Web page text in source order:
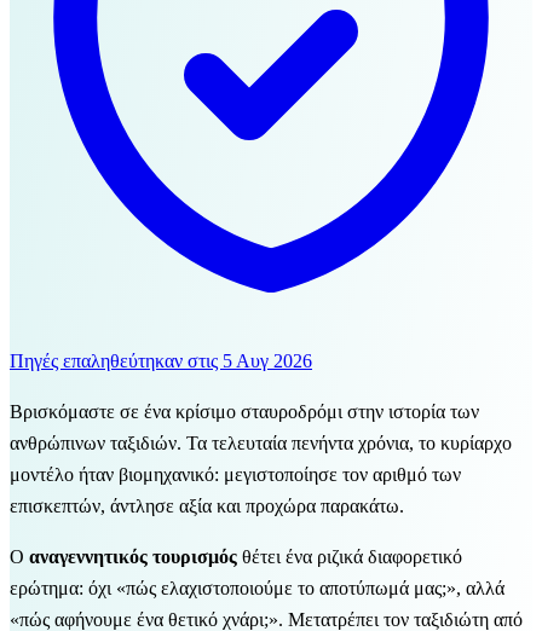
Πηγές επαληθεύτηκαν στις 5 Αυγ 2026
Βρισκόμαστε σε ένα κρίσιμο σταυροδρόμι στην ιστορία των
ανθρώπινων ταξιδιών. Τα τελευταία πενήντα χρόνια, το κυρίαρχο
μοντέλο ήταν βιομηχανικό: μεγιστοποίησε τον αριθμό των
επισκεπτών, άντλησε αξία και προχώρα παρακάτω.
Ο αναγεννητικός τουρισμός θέτει ένα ριζικά διαφορετικό
ερώτημα: όχι «πώς ελαχιστοποιούμε το αποτύπωμά μας;», αλλά
«πώς αφήνουμε ένα θετικό χνάρι;». Μετατρέπει τον ταξιδιώτη από